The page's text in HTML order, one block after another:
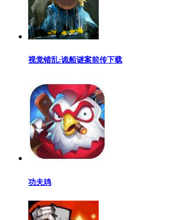
视觉错乱:诡船谜案前传下载
功夫鸡